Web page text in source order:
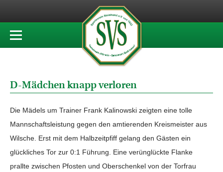
D-Mädchen knapp verloren
Die Mädels um Trainer Frank Kalinowski zeigten eine tolle
Mannschaftsleistung gegen den amtierenden Kreismeister aus
Wilsche. Erst mit dem Halbzeitpfiff gelang den Gästen ein
glückliches Tor zur 0:1 Führung. Eine verünglückte Flanke
prallte zwischen Pfosten und Oberschenkel von der Torfrau